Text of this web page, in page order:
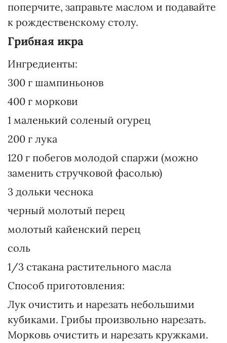
поперчите, заправьте маслом и подавайте
к рождественскому столу.
Грибная икра
Ингредиенты:
300 г шампиньонов
400 г моркови
1 маленький соленый огурец
200 г лука
120 г побегов молодой спаржи (можно
заменить стручковой фасолью)
3 дольки чеснока
черный молотый перец
молотый кайенский перец
соль
1/3 стакана растительного масла
Способ приготовления:
Лук очистить и нарезать небольшими
кубиками. Грибы произвольно нарезать.
Морковь очистить и нарезать кружками.